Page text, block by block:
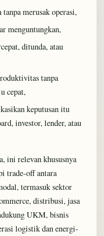
merusak operasi,
menguntungkan,
ditunda, atau
tanpa
cepat,
keputusan itu
investor, lender, atau
ini relevan khususnya
trade-off antara
termasuk sektor
distribusi, jasa
UKM, bisnis
logistik dan energi-